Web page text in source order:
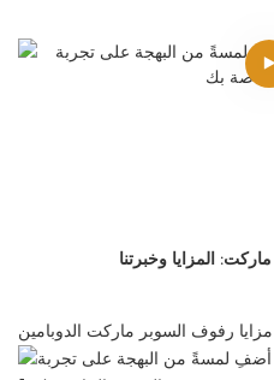
المزايا وخبرتنا
مزايا رفوف السوبر ماركت الدوبامين